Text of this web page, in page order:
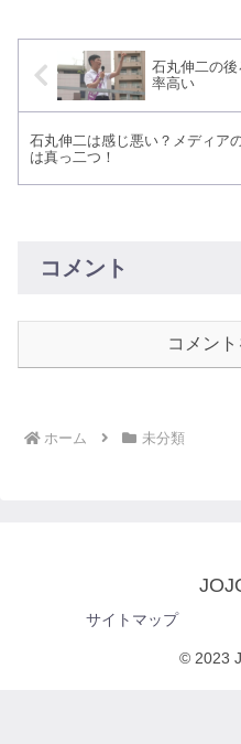
石丸伸二の
率高い
石丸伸二は感じ悪い？メディア
は真っ二つ！
コメント
コメン
ホーム 未分類
サイトマップ
© 2023